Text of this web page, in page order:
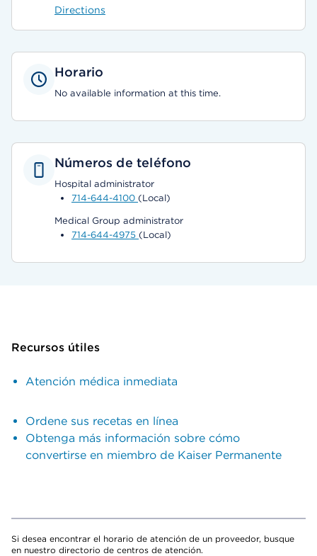
Directions
Horario
No available information at this time.
Números de teléfono
Hospital administrator
714-644-4100 (Local)
Medical Group administrator
714-644-4975 (Local)
Recursos útiles
Atención médica inmediata
Ordene sus recetas en línea
Obtenga más información sobre cómo
convertirse en miembro de Kaiser Permanente
Si desea encontrar el horario de atención de un proveedor, busque
en nuestro directorio de centros de atención.